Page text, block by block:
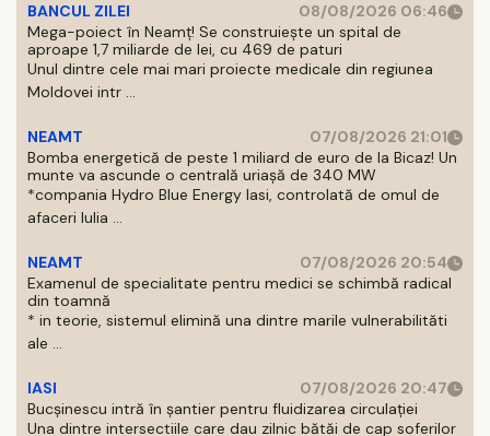
BANCUL ZILEI
08/08/2026 06:46
Mega-poiect în Neamț! Se construiește un spital de
aproape 1,7 miliarde de lei, cu 469 de paturi
Unul dintre cele mai mari proiecte medicale din regiunea
Moldovei intr ...
NEAMT
07/08/2026 21:01
Bomba energetică de peste 1 miliard de euro de la Bicaz! Un
munte va ascunde o centrală uriașă de 340 MW
*compania Hydro Blue Energy Iasi, controlată de omul de
afaceri Iulia ...
NEAMT
07/08/2026 20:54
Examenul de specialitate pentru medici se schimbă radical
din toamnă
* in teorie, sistemul elimină una dintre marile vulnerabilităti
ale ...
IASI
07/08/2026 20:47
Bucșinescu intră în șantier pentru fluidizarea circulației
Una dintre intersectiile care dau zilnic bătăi de cap soferilor